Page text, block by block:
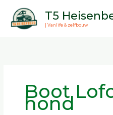
naar
T5
| Vanlife & zelfbouw
Boot
hond